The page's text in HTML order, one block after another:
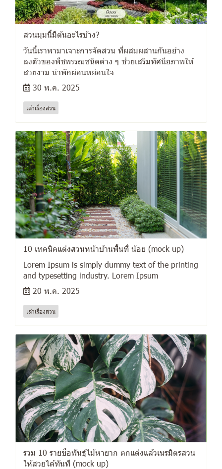
สวนมุมนี้มีต้นอะไรบ้าง?
วันนี้เราพามาเจาะการจัดสวน ที่ผสมผสานกันอย่าง
ลงตัวของพืชพรรณชนิดต่าง ๆ ช่วยเสริมทัศนียภาพให้
สวยงาม น่าพักผ่อนหย่อนใจ
30 พ.ค. 2025
เล่าเรื่องสวน
10 เทคนิคแต่งสวนหน้าบ้านพื้นที่ น้อย (mock up)
Lorem Ipsum is simply dummy text of the printing
and typesetting industry. Lorem Ipsum
20 พ.ค. 2025
เล่าเรื่องสวน
รวม 10 รายชื่อพันธุ์ไม้หายาก ตกแต่งแล้วเนรมิตรสวน
ให้สวยได้ทันที (mock up)